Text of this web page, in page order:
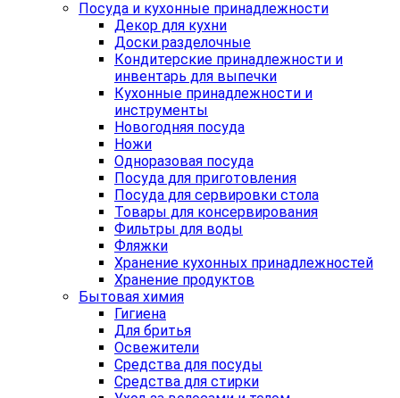
Посуда и кухонные принадлежности
Декор для кухни
Доски разделочные
Кондитерские принадлежности и
инвентарь для выпечки
Кухонные принадлежности и
инструменты
Новогодняя посуда
Ножи
Одноразовая посуда
Посуда для приготовления
Посуда для сервировки стола
Товары для консервирования
Фильтры для воды
Фляжки
Хранение кухонных принадлежностей
Хранение продуктов
Бытовая химия
Гигиена
Для бритья
Освежители
Средства для посуды
Средства для стирки